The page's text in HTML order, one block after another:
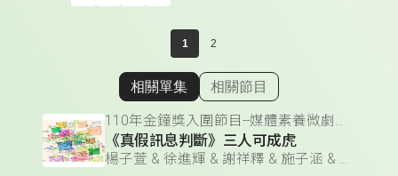
1 2
顯示相關單集
相關單集 相關節目
110年金鐘獎入圍節目--媒體素養微劇場(企劃編撰獎)
《真假訊息判斷》三人可成虎
楊子萱 & 徐進輝 & 謝祥釋 & 施子涵 & 廖芷儀 & 朱禹任 & 江麗妮 & 姚宛妤